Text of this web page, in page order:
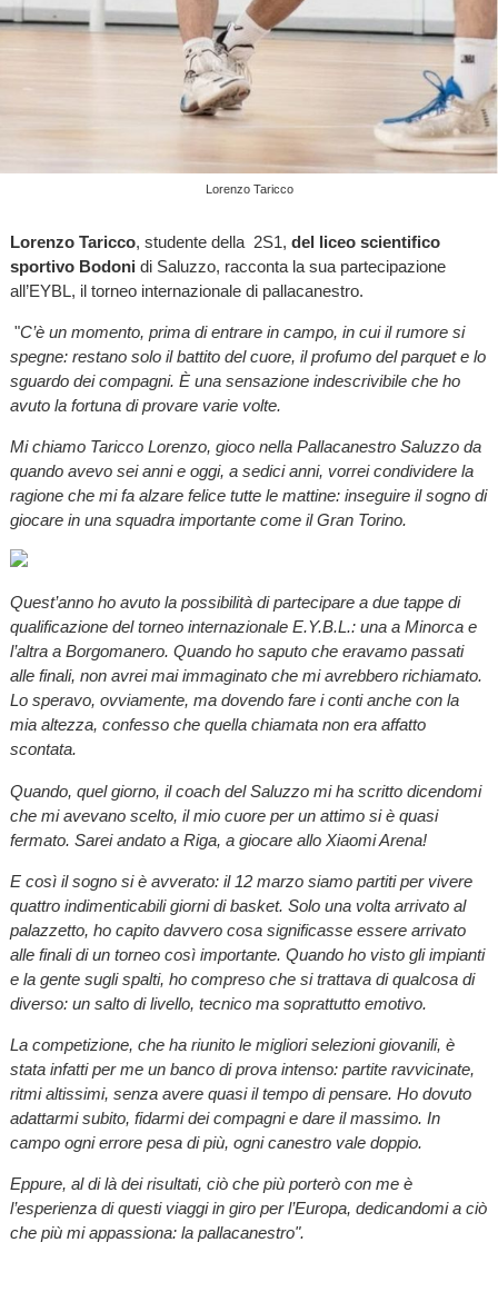
Lorenzo Taricco
Lorenzo Taricco, studente della 2S1, del liceo scientifico
sportivo Bodoni di Saluzzo, racconta la sua partecipazione
all’EYBL, il torneo internazionale di pallacanestro.
"C’è un momento, prima di entrare in campo, in cui il rumore si
spegne: restano solo il battito del cuore, il profumo del parquet e lo
sguardo dei compagni. È una sensazione indescrivibile che ho
avuto la fortuna di provare varie volte.
Mi chiamo Taricco Lorenzo, gioco nella Pallacanestro Saluzzo da
quando avevo sei anni e oggi, a sedici anni, vorrei condividere la
ragione che mi fa alzare felice tutte le mattine: inseguire il sogno di
giocare in una squadra importante come il Gran Torino.
Quest’anno ho avuto la possibilità di partecipare a due tappe di
qualificazione del torneo internazionale E.Y.B.L.: una a Minorca e
l’altra a Borgomanero. Quando ho saputo che eravamo passati
alle finali, non avrei mai immaginato che mi avrebbero richiamato.
Lo speravo, ovviamente, ma dovendo fare i conti anche con la
mia altezza, confesso che quella chiamata non era affatto
scontata.
Quando, quel giorno, il coach del Saluzzo mi ha scritto dicendomi
che mi avevano scelto, il mio cuore per un attimo si è quasi
fermato. Sarei andato a Riga, a giocare allo Xiaomi Arena!
E così il sogno si è avverato: il 12 marzo siamo partiti per vivere
quattro indimenticabili giorni di basket. Solo una volta arrivato al
palazzetto, ho capito davvero cosa significasse essere arrivato
alle finali di un torneo così importante. Quando ho visto gli impianti
e la gente sugli spalti, ho compreso che si trattava di qualcosa di
diverso: un salto di livello, tecnico ma soprattutto emotivo.
La competizione, che ha riunito le migliori selezioni giovanili, è
stata infatti per me un banco di prova intenso: partite ravvicinate,
ritmi altissimi, senza avere quasi il tempo di pensare. Ho dovuto
adattarmi subito, fidarmi dei compagni e dare il massimo. In
campo ogni errore pesa di più, ogni canestro vale doppio.
Eppure, al di là dei risultati, ciò che più porterò con me è
l’esperienza di questi viaggi in giro per l’Europa, dedicandomi a ciò
che più mi appassiona: la pallacanestro".